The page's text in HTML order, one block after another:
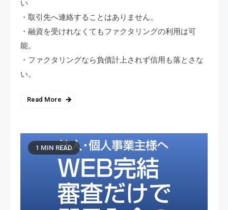
い
・取引先へ連絡することはありません。
・融資を受けれなくてもファクタリングの利用は可
能。
・ファクタリングなら負債計上されず信用も落とさな
い。
Read More
1 MIN READ